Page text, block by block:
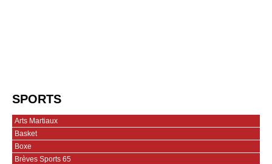
SPORTS
Arts Martiaux
Basket
Boxe
Brèves Sports 65